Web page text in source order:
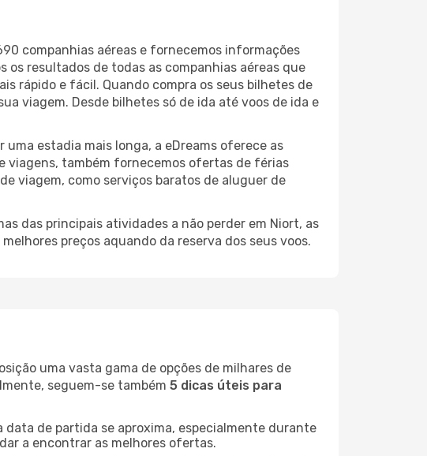
companhias aéreas e fornecemos informações
os resultados de todas as companhias aéreas que
rápido e fácil. Quando compra os seus bilhetes de
viagem. Desde bilhetes só de ida até voos de ida e
estadia mais longa, a eDreams oferece as
viagens, também fornecemos ofertas de férias
viagem, como serviços baratos de aluguer de
das principais atividades a não perder em Niort, as
preços aquando da reserva dos seus voos.
uma vasta gama de opções de milhares de
seguem-se também 5 dicas úteis para
de partida se aproxima, especialmente durante
a encontrar as melhores ofertas.